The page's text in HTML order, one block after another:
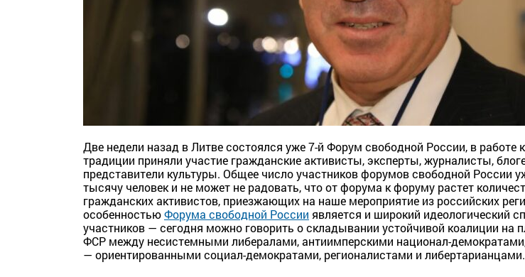
Две недели назад в Литве состоялся уже 7-й Форум свободной России, в работе
традиции приняли участие гражданские активисты, эксперты, журналисты,
представители культуры. Общее число участников форумов свободной России
тысячу человек и не может не радовать, что от форума к форуму растет
гражданских активистов, приезжающих на наше мероприятие из российских
особенностьюФорума свободной России является и широкий идеологический
участников — сегодня можно говорить о складывании устойчивой коалиции на
ФСР между несистемными либералами, антиимперскими национал-
— ориентированными социал-демократами, регионалистами и либертарианцами.